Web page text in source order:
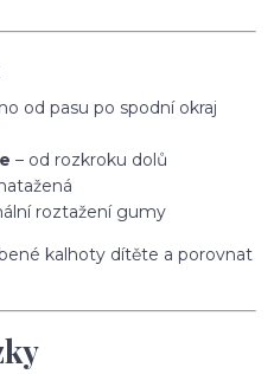
od pasu po spodní okraj
– od rozkroku dolů
roztažení gumy
kalhoty dítěte a porovnat